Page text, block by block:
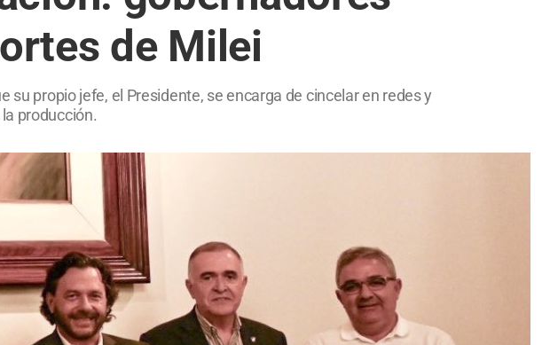
de Milei
propio jefe, el Presidente, se encarga de cincelar en redes y
producción.